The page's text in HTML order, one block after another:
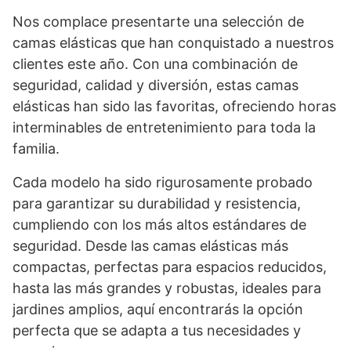
Nos complace presentarte una selección de
camas elásticas que han conquistado a nuestros
clientes este año. Con una combinación de
seguridad, calidad y diversión, estas camas
elásticas han sido las favoritas, ofreciendo horas
interminables de entretenimiento para toda la
familia.
Cada modelo ha sido rigurosamente probado
para garantizar su durabilidad y resistencia,
cumpliendo con los más altos estándares de
seguridad. Desde las camas elásticas más
compactas, perfectas para espacios reducidos,
hasta las más grandes y robustas, ideales para
jardines amplios, aquí encontrarás la opción
perfecta que se adapta a tus necesidades y